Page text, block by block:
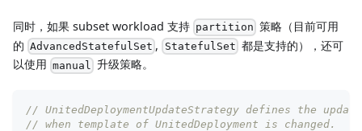
同时，如果 subset workload 支持 partition 策略（目前可用
的 AdvancedStatefulSet , StatefulSet 都是支持的），还可
以使用 manual 升级策略。
// UnitedDeploymentUpdateStrategy defines the
// when template of UnitedDeployment is changed.